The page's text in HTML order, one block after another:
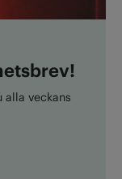
alla veckans